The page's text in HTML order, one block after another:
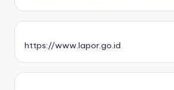
https://www.lapor.go.id